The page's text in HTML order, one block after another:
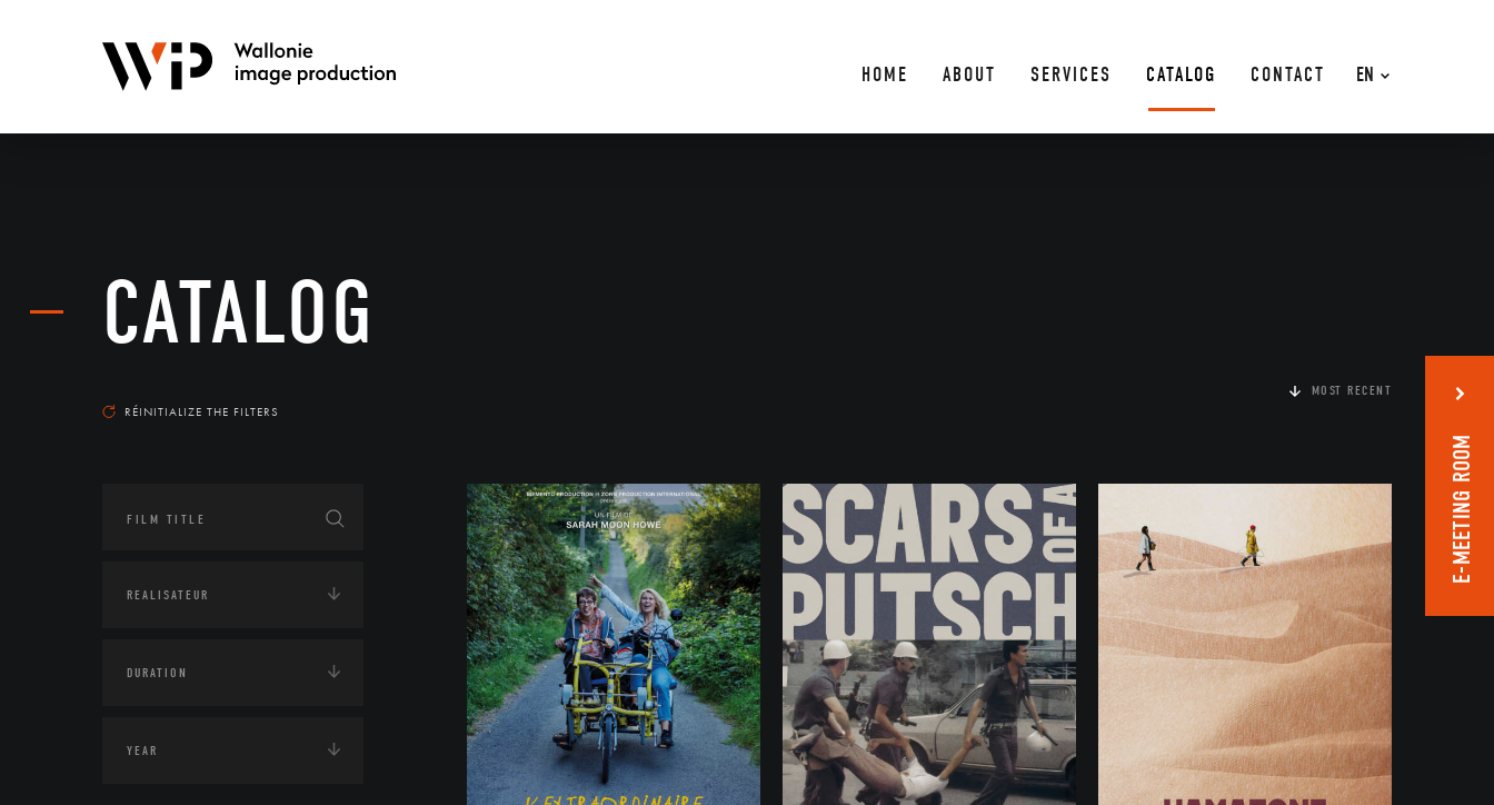
EN
HOME ABOUT SERVICES CATALOG CONTACT
CATALOG
RÉINITIALIZE THE FILTERS
MOST RECENT
E-MEETING ROOM